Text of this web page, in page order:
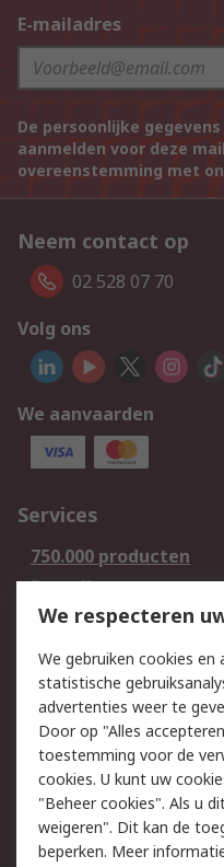
E-mailadres
De persoonlijke
aanmelden voor deze
overeenstemming met
Neem contact op
02 528 07 70
Volg ons
We aanvaarden
Services
750.000 producten
Bestellen
Retouren
Track & Trace
Wettelijk
Cookiebeleid
Privacybeleid -
Bijgewerkt
Algemene
verkoopvoorwaarden
We respecteren
We gebruiken cookies
statistische
advertenties weer te
Door op "Alles
toestemming voor de
cookies. U kunt uw
"Beheer cookies". Als u
weigeren". Dit kan de
beperken. Meer